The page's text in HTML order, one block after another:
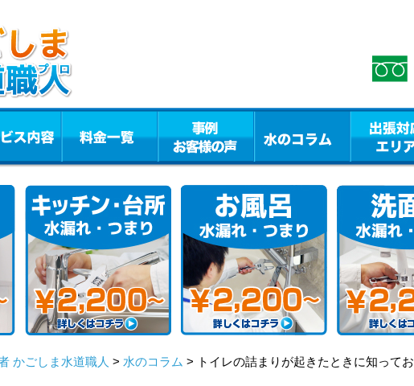
かごしま水道職人 > 水のコラム > トイレの詰まりが起きたときに知って